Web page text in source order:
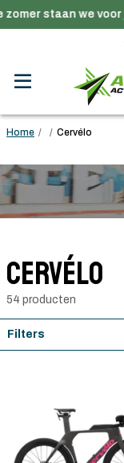
staan we voor
Gratis
Gratis
Home / / Cervélo
Cervélo
54 producten
Filters